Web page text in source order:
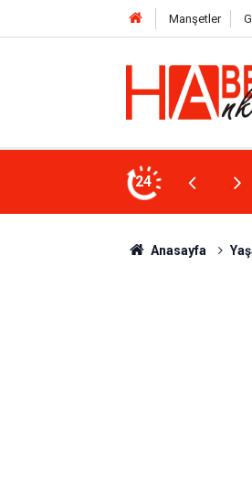
Manşetler
24
2026! Bayram Primi, Erzak Yardımı
Anasayfa